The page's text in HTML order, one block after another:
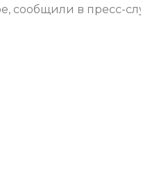
сообщили в пресс-